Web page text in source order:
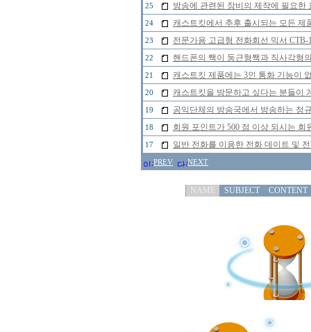
25 방송에 관련된 장비의 제작에 필요
24 캐스트킷에서 추후 출시되는 모든
23 전문가용 고급형 전화회선 믹서
22 핸드폰의 짹이 둥근형짹과 직사각형
21 캐스트킷 제품에는 3인 통화 기능이
20 캐스트킷을 방문하고 싶다는 분들이
19 공익단체의 방송국에서 방송하는 정
18 회원 포인트가 500 점 이상 되시는 회
17 일반 전화를 이용한 전화 데이트 및
PREV NEXT